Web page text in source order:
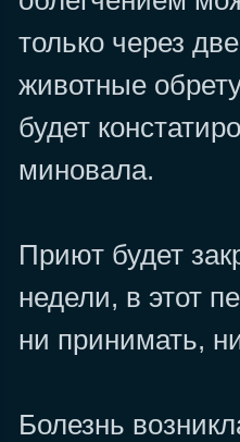
только через
животные
будет
миновала.
Приют будет
недели, в этот
ни принимать,
Болезнь